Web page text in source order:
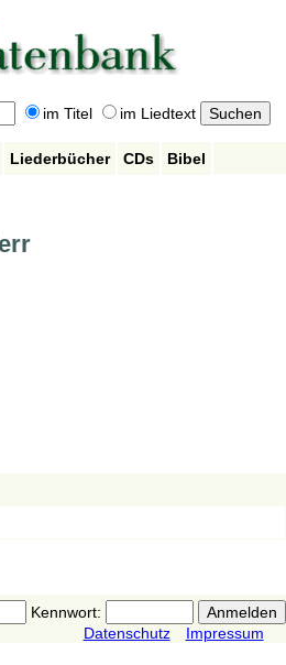
im Titel im Liedtext
Liederbücher CDs
Bibel
Kennwort:
Datenschutz
Impressum